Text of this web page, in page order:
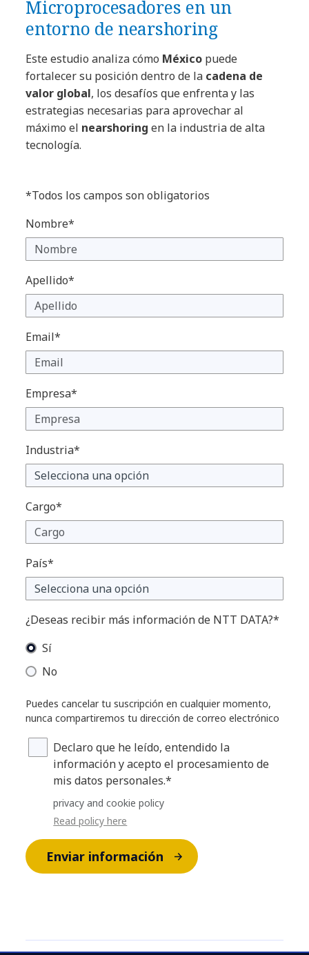
Microprocesadores en un
entorno de nearshoring ​
Este estudio analiza cómo México puede
fortalecer su posición dentro de la cadena de
valor global, los desafíos que enfrenta y las
estrategias necesarias para aprovechar al
máximo el nearshoring en la industria de alta
tecnología.
*Todos los campos son obligatorios
Nombre*
Apellido*
Email*
Empresa*
Industria*
Cargo*
País*
¿Deseas recibir más información de NTT DATA?*
Sí
No
Puedes cancelar tu suscripción en cualquier momento,
nunca compartiremos tu dirección de correo electrónico
Declaro que he leído, entendido la
información y acepto el procesamiento de
mis datos personales.*
privacy and cookie policy
Read policy here
Enviar información